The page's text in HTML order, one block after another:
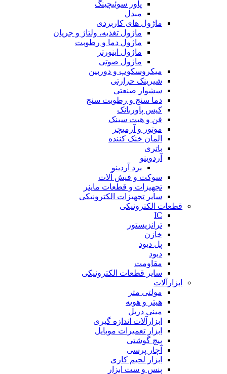
پاور سوئیچینگ
مبدل
ماژول های کاربردی
ماژول تغذیه، ولتاژ و جریان
ماژول دما و رطوبت
ماژول اینورتر
ماژول صوتی
میکروسکوپ و دوربین
شیرینک حرارتی
سشوار صنعتی
دما سنج و رطوبت سنج
کیس پاوربانک
فن و هیت سینک
موتور و آرمیچر
المان خنک کننده
باتری
آردوینو
برد آردینو
سوکت و فیش آلات
تجهیزات و قطعات ماینر
سایر تجهیزات الکترونیکی
قطعات الکترونیکی
IC
ترانزیستور
خازن
پل دیود
دیود
مقاومت
سایر قطعات الکترونیکی
ابزارآلات
مولتی متر
هیتر و هویه
مینی دریل
ابزارآلات اندازه گیری
ابزار تعمیرات موبایل
پیچ گوشتی
آچار پرسی
ابزار لحیم کاری
پنس و ست ابزار